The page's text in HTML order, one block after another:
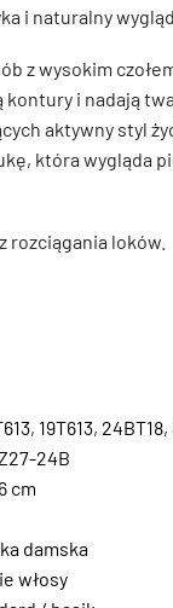
i naturalny wygląd.
z wysokim
i nadają
aktywny styl
która wygląda
rozciągania loków.
, 19T613, 24BT18,
24B
cm
damska
włosy